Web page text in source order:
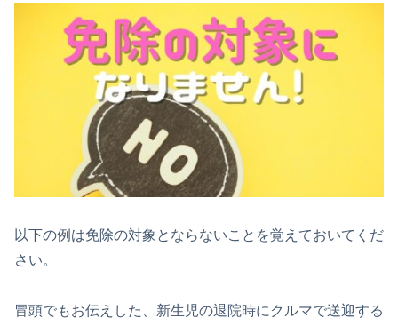
以下の例は免除の対象とならないことを覚えておいてくだ
さい。
冒頭でもお伝えした、新生児の退院時にクルマで送迎する